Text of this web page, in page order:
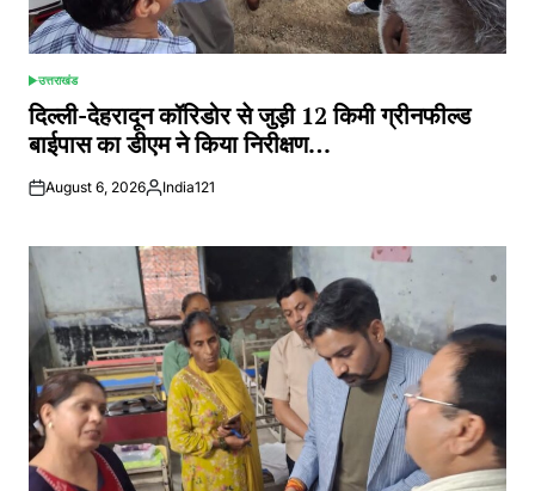
POSTED
IN
उत्तराखंड
दिल्ली-देहरादून कॉरिडोर से जुड़ी 12 किमी ग्रीनफील्ड
बाईपास का डीएम ने किया निरीक्षण…
August 6, 2026Posted
India121